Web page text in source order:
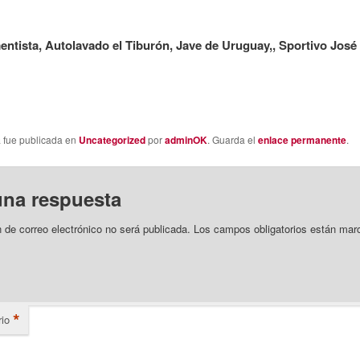
Autolavado el Tiburón, Jave de Uruguay,, Sportivo José
fue publicada en UncategorizedporadminOK. Guarda el enlace permanente.
respuesta
de correo electrónico no será publicada. Los campos obligatorios están
*